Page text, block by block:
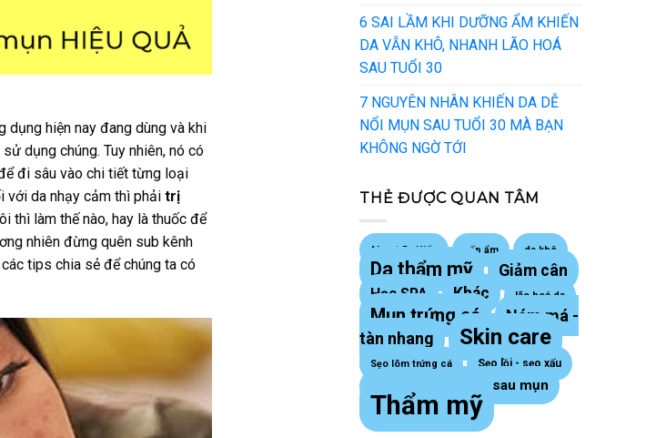
dụng hiện nay đang dùng và khi
dụng chúng. Tuy nhiên, nó có
đi sâu vào chi tiết từng loại
với da nhạy cảm thì phải trị
thì làm thế nào, hay là thuốc để
nhiên đừng quên sub kênh
tips chia sẻ để chúng ta có
6 SAI LẦM KHI DƯỠNG ẨM KHIẾN
DA VẪN KHÔ, NHANH LÃO HOÁ
SAU TUỔI 30
7 NGUYÊN NHÂN KHIẾN DA DỄ
NỔI MỤN SAU TUỔI 30 MÀ BẠN
KHÔNG NGỜ TỚI
THẺ ĐƯỢC QUAN TÂM
About Dr Hiếu cấp ẩm da khô
Da thẩm mỹ Giảm cân
Học SPA Khác lão hoá da
Mụn trứng cá
Nám má -
tàn nhang
Skin care
Sẹo lõm trứng cá Sẹo lồi - sẹo xấu
Thâm sau mụn
Thẩm mỹ